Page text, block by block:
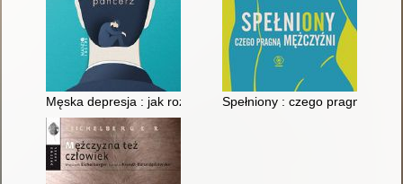
Męska depresja : jak rozbić pancerzSpełniony : czego pragną